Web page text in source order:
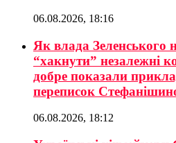
06.08.2026, 18:16
Як влада Зеленського
“хакнути” незалежні
добре показали
переписок
06.08.2026, 18:12